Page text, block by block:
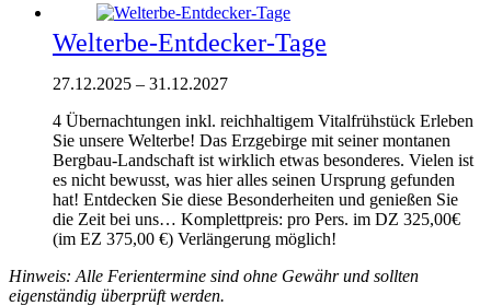
Welterbe-Entdecker-Tage
27.12.2025 – 31.12.2027
4 Übernachtungen inkl. reichhaltigem Vitalfrühstück Erleben
Sie unsere Welterbe! Das Erzgebirge mit seiner montanen
Bergbau-Landschaft ist wirklich etwas besonderes. Vielen ist
es nicht bewusst, was hier alles seinen Ursprung gefunden
hat! Entdecken Sie diese Besonderheiten und genießen Sie
die Zeit bei uns… Komplettpreis: pro Pers. im DZ 325,00€
(im EZ 375,00 €) Verlängerung möglich!
Hinweis: Alle Ferientermine sind ohne Gewähr und sollten
eigenständig überprüft werden.